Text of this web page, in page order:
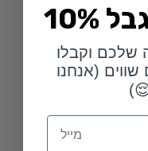
והאתר שלי לפעם הבאה
שלכם וקבלו
(אנחנו
Email